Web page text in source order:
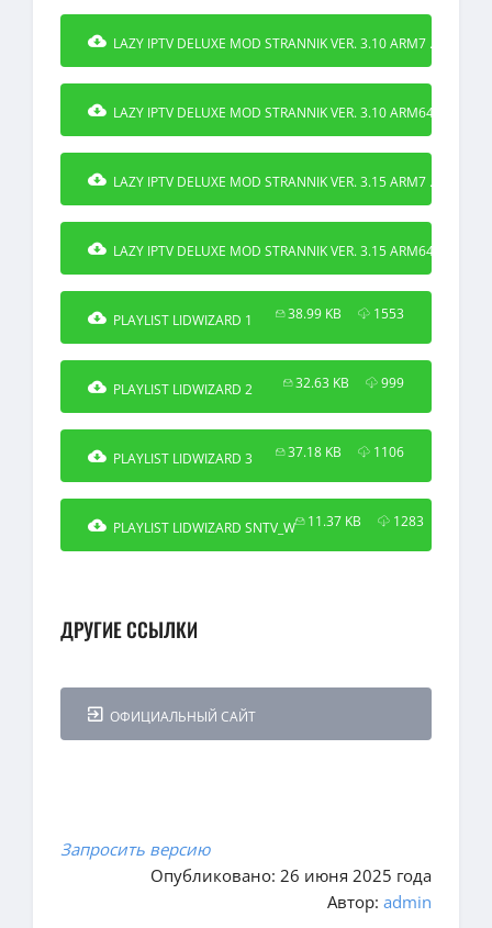
LAZY IPTV DELUXE MOD STRANNIK VER. 3.10 ARM7 .APK
LAZY IPTV DELUXE MOD STRANNIK VER. 3.10 ARM64 .APK
LAZY IPTV DELUXE MOD STRANNIK VER. 3.15 ARM7 .APK
LAZY IPTV DELUXE MOD STRANNIK VER. 3.15 ARM64 .APK
PLAYLIST LIDWIZARD 1 38.99 KB 1553
PLAYLIST LIDWIZARD 2 32.63 KB 999
PLAYLIST LIDWIZARD 3 37.18 KB 1106
PLAYLIST LIDWIZARD SNTV_W 11.37 KB 1283
ДРУГИЕ ССЫЛКИ
ОФИЦИАЛЬНЫЙ САЙТ
Запросить версию
Опубликовано: 26 июня 2025 года
Автор: admin